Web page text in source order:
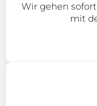
Wir gehen
mit